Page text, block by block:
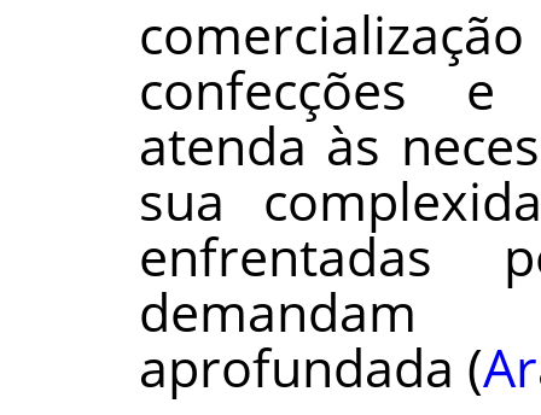
confecções e
atenda às
sua
enfrentadas
aprofundada (